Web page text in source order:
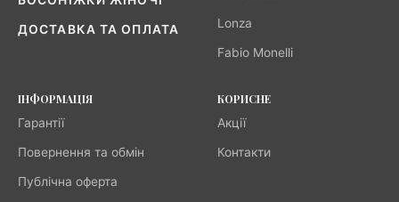
ДОСТАВКА ТА ОПЛАТА Lonza
Fabio Monelli
ІНФОРМАЦІЯ
Гарантії
Повернення та обмін
Публічна оферта
КОРИСНЕ
Акції
Контакти